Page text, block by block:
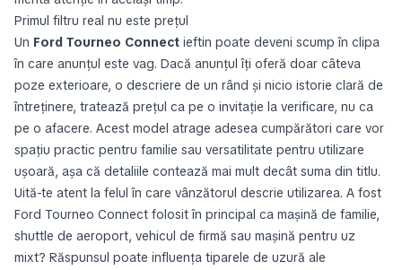
Primul filtru real nu este prețul
Un Ford Tourneo Connect ieftin poate deveni scump în clipa
în care anunțul este vag. Dacă anunțul îți oferă doar câteva
poze exterioare, o descriere de un rând și nicio istorie clară de
întreținere, tratează prețul ca pe o invitație la verificare, nu ca
pe o afacere. Acest model atrage adesea cumpărători care vor
spațiu practic pentru familie sau versatilitate pentru utilizare
ușoară, așa că detaliile contează mai mult decât suma din titlu.
Uită-te atent la felul în care vânzătorul descrie utilizarea. A fost
Ford Tourneo Connect folosit în principal ca mașină de familie,
shuttle de aeroport, vehicul de firmă sau mașină pentru uz
mixt? Răspunsul poate influența tiparele de uzură ale